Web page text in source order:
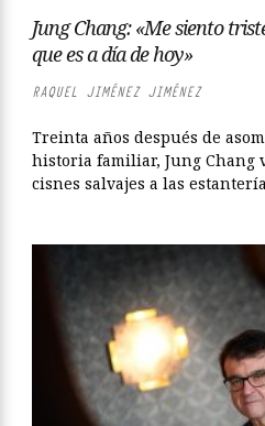
Jung Chang: «Me siento
que es a día de hoy»
RAQUEL JIMÉNEZ JIMÉNEZ
Treinta años después de
historia familiar, Jung Chang
cisnes salvajes a las